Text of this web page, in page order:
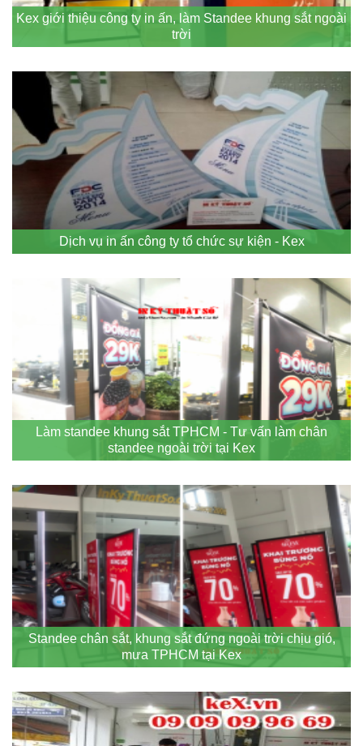
Kex giới thiệu công ty in ấn, làm Standee khung sắt ngoài
trời
Dịch vụ in ấn công ty tổ chức sự kiện - Kex
Làm standee khung sắt TPHCM - Tư vấn làm chân
standee ngoài trời tại Kex
Standee chân sắt, khung sắt đứng ngoài trời chịu gió,
mưa TPHCM tại Kex